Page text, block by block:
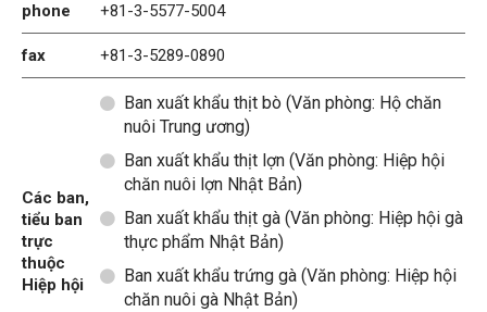
phone +81-3-5577-5004
fax +81-3-5289-0890
Các ban,
tiểu ban
trực
thuộc
Hiệp hội
Ban xuất khẩu thịt bò (Văn phòng: Hộ chăn
nuôi Trung ương)
Ban xuất khẩu thịt lợn (Văn phòng: Hiệp hội
chăn nuôi lợn Nhật Bản)
Ban xuất khẩu thịt gà (Văn phòng: Hiệp hội gà
thực phẩm Nhật Bản)
Ban xuất khẩu trứng gà (Văn phòng: Hiệp hội
chăn nuôi gà Nhật Bản)